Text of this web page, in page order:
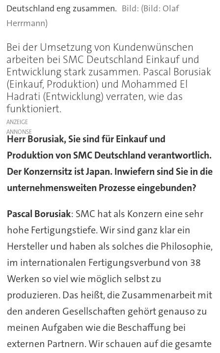
Deutschland eng zusammen.
(Bild: Olaf
Herrmann)
Bei der Umsetzung von Kundenwünschen
arbeiten bei SMC Deutschland Einkauf und
Entwicklung stark zusammen. Pascal Borusiak
(Einkauf, Produktion) und Mohammed El
Hadrati (Entwicklung) verraten, wie das
funktioniert.
ANZEIGE
Herr Borusiak, Sie sind für Einkauf und
Produktion von SMC Deutschland verantwortlich.
Der Konzernsitz ist Japan. Inwiefern sind Sie in die
unternehmensweiten Prozesse eingebunden?
Pascal Borusiak: SMC hat als Konzern eine sehr
hohe Fertigungstiefe. Wir sind ganz klar ein
Hersteller und haben als solches die Philosophie,
im internationalen Fertigungsverbund von 38
Werken so viel wie möglich selbst zu
produzieren. Das heißt, die Zusammenarbeit mit
den anderen Gesellschaften gehört genauso zu
meinen Aufgaben wie die Beschaffung bei
externen Partnern. Wir schauen auf die gesamte